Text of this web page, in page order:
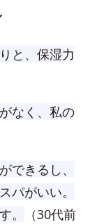
と、保湿力
なく、私の
できるし、
パがいい。
。
（30代前